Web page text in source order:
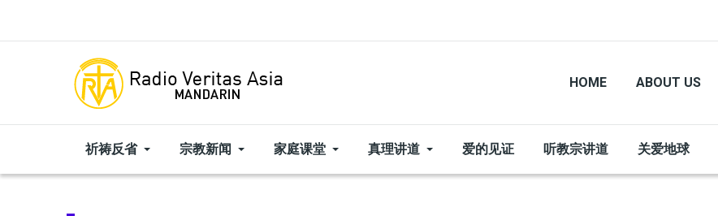
HOME ABOUT US
祈祷反省 宗教新闻 家庭课堂 真理讲道 爱的见证 听教宗讲道 关爱地球